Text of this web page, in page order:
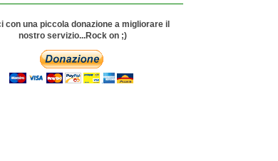
con una piccola donazione a migliorare il
nostro servizio...Rock on ;)